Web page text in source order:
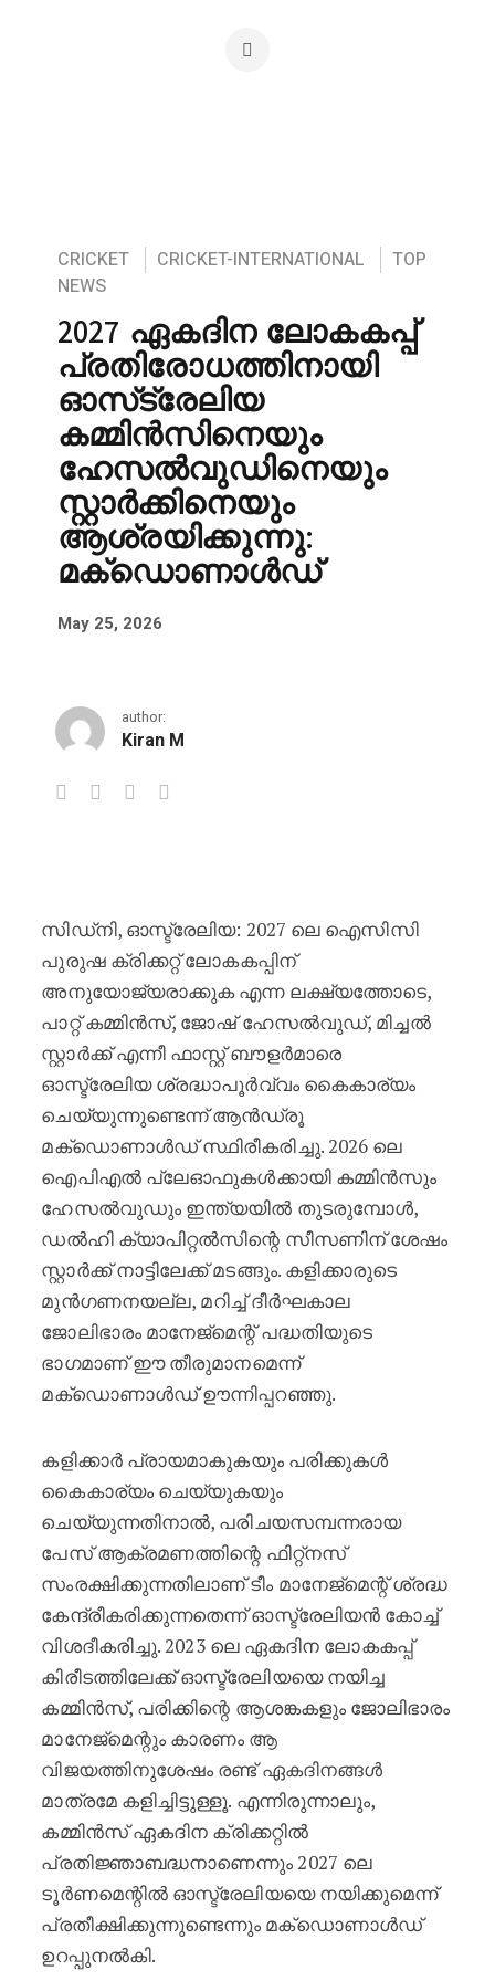
CRICKET CRICKET-INTERNATIONAL
TOP
NEWS
2027 ഏകദിന ലോകകപ്പ്
പ്രതിരോധത്തിനായി
ഓസ്‌ട്രേലിയ
കമ്മിൻസിനെയും
ഹേസൽവുഡിനെയും
സ്റ്റാർക്കിനെയും
ആശ്രയിക്കുന്നു:
മക്ഡൊണാൾഡ്
May 25, 2026
author:
Kiran M
സിഡ്നി, ഓസ്ട്രേലിയ: 2027 ലെ ഐസിസി
പുരുഷ ക്രിക്കറ്റ് ലോകകപ്പിന്
അനുയോജ്യരാക്കുക എന്ന ലക്ഷ്യത്തോടെ,
പാറ്റ് കമ്മിൻസ്, ജോഷ് ഹേസൽവുഡ്, മിച്ചൽ
സ്റ്റാർക്ക് എന്നീ ഫാസ്റ്റ് ബൗളർമാരെ
ഓസ്ട്രേലിയ ശ്രദ്ധാപൂർവ്വം കൈകാര്യം
ചെയ്യുന്നുണ്ടെന്ന് ആൻഡ്രൂ
മക്ഡൊണാൾഡ് സ്ഥിരീകരിച്ചു. 2026 ലെ
ഐപിഎൽ പ്ലേഓഫുകൾക്കായി കമ്മിൻസും
ഹേസൽവുഡും ഇന്ത്യയിൽ തുടരുമ്പോൾ,
ഡൽഹി ക്യാപിറ്റൽസിന്റെ സീസണിന് ശേഷം
സ്റ്റാർക്ക് നാട്ടിലേക്ക് മടങ്ങും. കളിക്കാരുടെ
മുൻഗണനയല്ല, മറിച്ച് ദീർഘകാല
ജോലിഭാരം മാനേജ്മെന്റ് പദ്ധതിയുടെ
ഭാഗമാണ് ഈ തീരുമാനമെന്ന്
മക്ഡൊണാൾഡ് ഊന്നിപ്പറഞ്ഞു.
കളിക്കാർ പ്രായമാകുകയും പരിക്കുകൾ
കൈകാര്യം ചെയ്യുകയും
ചെയ്യുന്നതിനാൽ, പരിചയസമ്പന്നരായ
പേസ് ആക്രമണത്തിന്റെ ഫിറ്റ്നസ്
സംരക്ഷിക്കുന്നതിലാണ് ടീം മാനേജ്മെന്റ് ശ്രദ്ധ
കേന്ദ്രീകരിക്കുന്നതെന്ന് ഓസ്ട്രേലിയൻ കോച്ച്
വിശദീകരിച്ചു. 2023 ലെ ഏകദിന ലോകകപ്പ്
കിരീടത്തിലേക്ക് ഓസ്ട്രേലിയയെ നയിച്ച
കമ്മിൻസ്, പരിക്കിന്റെ ആശങ്കകളും ജോലിഭാരം
മാനേജ്മെന്റും കാരണം ആ
വിജയത്തിനുശേഷം രണ്ട് ഏകദിനങ്ങൾ
മാത്രമേ കളിച്ചിട്ടുള്ളൂ. എന്നിരുന്നാലും,
കമ്മിൻസ് ഏകദിന ക്രിക്കറ്റിൽ
പ്രതിജ്ഞാബദ്ധനാണെന്നും 2027 ലെ
ടൂർണമെന്റിൽ ഓസ്ട്രേലിയയെ നയിക്കുമെന്ന്
പ്രതീക്ഷിക്കുന്നുണ്ടെന്നും മക്ഡൊണാൾഡ്
ഉറപ്പുനൽകി.